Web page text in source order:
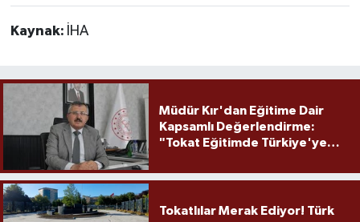
Kaynak: İHA
Müdür Kır'dan Eğitime Dair
Kapsamlı Değerlendirme:
"Tokat Eğitimde Türkiye'ye
Tokatlılar Merak Ediyor! Türk